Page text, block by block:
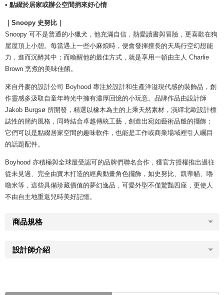
• 點綴於居家或辦公空間捎來好心情
｜Snoopy 史努比｜
Snoopy 可不是普通的小獵犬，他充滿自信，熱愛讀書與冒險，更喜歡在狗
屋屋頂上小憩。每當遇上一些小麻煩時，便會發揮擅長的天馬行空幻想能
力，進而沉醉其中；而喚醒他的最佳方式，就是享用一頓由主人 Charlie
Brown 烹煮的美味佳餚。
來自丹麥的設計公司 Boyhood 專注於設計和生產洋溢現代感的裝飾品，創
作靈感多汲取自童年時光中擁有濃厚回憶的小玩意。品牌作品由設計師
Jakob Burgsø 所開發，精選以橡木為主的上乘天然素材，演繹北歐設計標
誌性的簡約風格，同時結合卓越傳統工藝，創造出宛如藝術品般的擺飾；
它們可以是點綴居家空間的趣味軟件，也能是工作或商業場域裡引人矚目
的話題配件。
Boyhood 亦積極與全球最受認可的品牌們聯名合作，獲官方授權推出過往
從未見過、完全由實木打造的經典動畫角色擺飾，如史努比、凱蒂貓、嚕
嚕米等，這些具備珍藏價值的夢幻逸品，可愛外型不僅驚豔四座，更使人
不由自主地重返兒時美好記憶。
商品規格
設計師介紹